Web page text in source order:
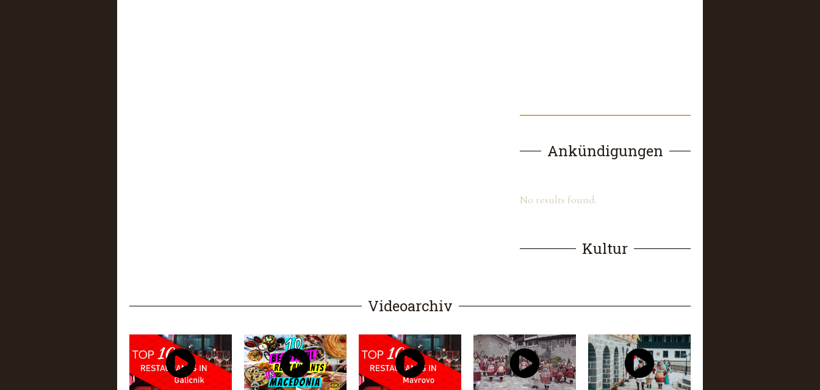
Ankündigungen
No results found.
Kultur
Videoarchiv